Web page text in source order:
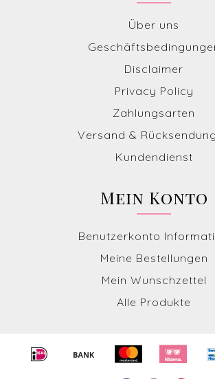
Über uns
Disclaimer
Privacy Policy
Zahlungsarten
Versand &
Kundendienst
Mein Konto
Benutzerkonto
Meine Bestellungen
Mein Wunschzettel
Alle Produkte